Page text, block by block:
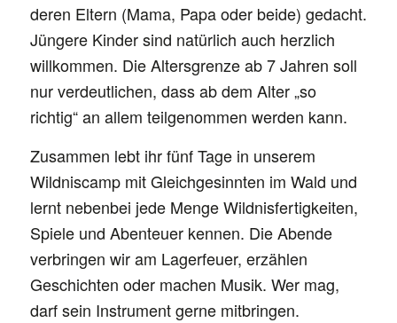
deren Eltern (Mama, Papa oder beide) gedacht.
Jüngere Kinder sind natürlich auch herzlich
willkommen. Die Altersgrenze ab 7 Jahren soll
nur verdeutlichen, dass ab dem Alter „so
richtig“ an allem teilgenommen werden kann.
Zusammen lebt ihr fünf Tage in unserem
Wildniscamp mit Gleichgesinnten im Wald und
lernt nebenbei jede Menge Wildnisfertigkeiten,
Spiele und Abenteuer kennen. Die Abende
verbringen wir am Lagerfeuer, erzählen
Geschichten oder machen Musik. Wer mag,
darf sein Instrument gerne mitbringen.